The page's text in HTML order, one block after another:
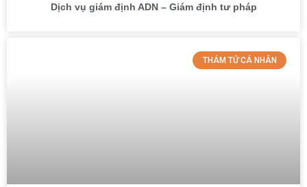
Dịch vụ giám định ADN – Giám định tư pháp
THÁM TỬ CÁ NHÂN